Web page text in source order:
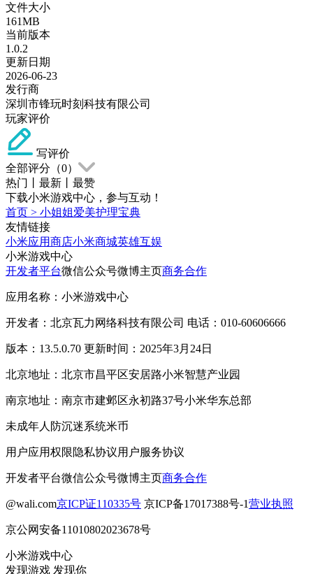
文件大小
161MB
当前版本
1.0.2
更新日期
2026-06-23
发行商
深圳市锋玩时刻科技有限公司
玩家评价
写评价
全部评分（0）
热门
最新
最赞
下载小米游戏中心，参与互动！
首页 > 小姐姐爱美护理宝典
友情链接
小米应用商店小米商城英雄互娱
小米游戏中心
开发者平台微信公众号微博主页商务合作
应用名称：小米游戏中心
开发者：北京瓦力网络科技有限公司 电话：010-60606666
版本：13.5.0.70 更新时间：2025年3月24日
北京地址：北京市昌平区安居路小米智慧产业园
南京地址：南京市建邺区永初路37号小米华东总部
未成年人防沉迷系统米币
用户应用权限隐私协议用户服务协议
开发者平台微信公众号微博主页商务合作
@wali.com京ICP证110335号 京ICP备17017388号-1营业执照
京公网安备11010802023678号
小米游戏中心
发现游戏 发现你